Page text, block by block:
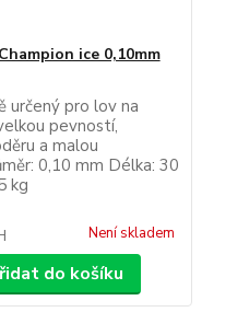
ice 0,10mm
určený pro lov na
pevností,
a malou
0,10 mm Délka: 30
kg
Není skladem
do košíku